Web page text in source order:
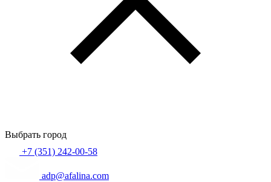
Выбрать город
+7 (351) 242-00-58
adp@afalina.com